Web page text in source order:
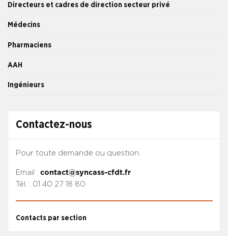
Directeurs et cadres de direction secteur privé
Médecins
Pharmaciens
AAH
Ingénieurs
Contactez-nous
Pour toute demande ou question.
Email : contact@syncass-cfdt.fr
Tél. : 01 40 27 18 80
Contacts par section